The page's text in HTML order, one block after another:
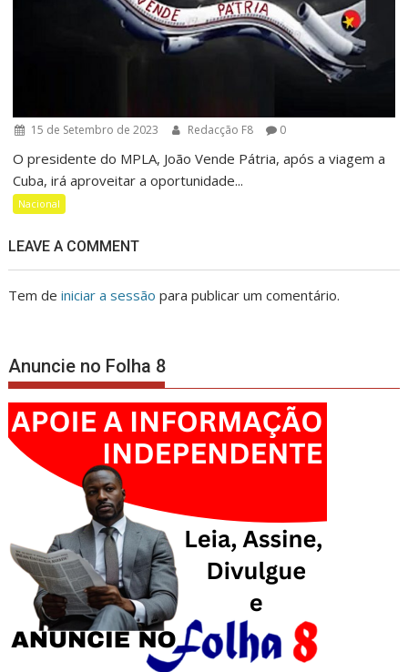
15 de Setembro de 2023 Redacção F8 0
O presidente do MPLA, João Vende Pátria, após a viagem a
Cuba, irá aproveitar a oportunidade...
Nacional
LEAVE A COMMENT
Tem deiniciar a sessão para publicar um comentário.
Anuncie no Folha 8